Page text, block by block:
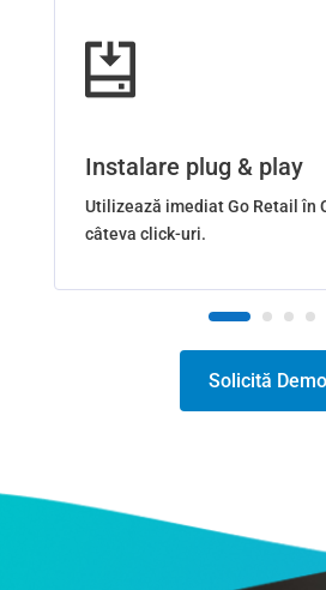
Instalare plug & play
Utilizează imediat Go Retail în
câteva click-uri.
Solicită Demo